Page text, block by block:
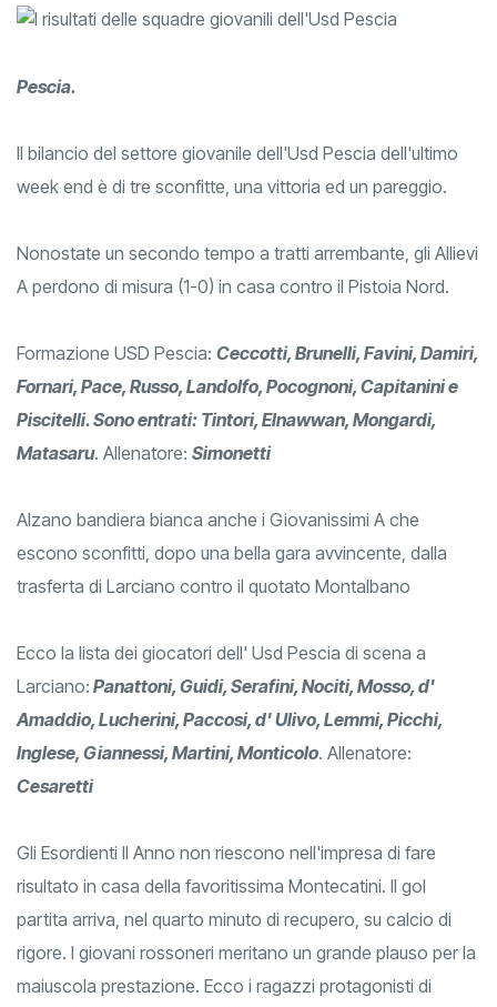
Pescia.
Il bilancio del settore giovanile dell'Usd Pescia dell'ultimo
week end è di tre sconfitte, una vittoria ed un pareggio.
Nonostate un secondo tempo a tratti arrembante, gli Allievi
A perdono di misura (1-0) in casa contro il Pistoia Nord.
Formazione USD Pescia: Ceccotti, Brunelli, Favini, Damiri,
Fornari, Pace, Russo, Landolfo, Pocognoni, Capitanini e
Piscitelli. Sono entrati: Tintori, Elnawwan, Mongardi,
Matasaru. Allenatore: Simonetti
Alzano bandiera bianca anche i Giovanissimi A che
escono sconfitti, dopo una bella gara avvincente, dalla
trasferta di Larciano contro il quotato Montalbano
Ecco la lista dei giocatori dell' Usd Pescia di scena a
Larciano: Panattoni, Guidi, Serafini, Nociti, Mosso, d'
Amaddio, Lucherini, Paccosi, d' Ulivo, Lemmi, Picchi,
Inglese, Giannessi, Martini, Monticolo. Allenatore:
Cesaretti
Gli Esordienti II Anno non riescono nell'impresa di fare
risultato in casa della favoritissima Montecatini. Il gol
partita arriva, nel quarto minuto di recupero, su calcio di
rigore. I giovani rossoneri meritano un grande plauso per la
maiuscola prestazione. Ecco i ragazzi protagonisti di